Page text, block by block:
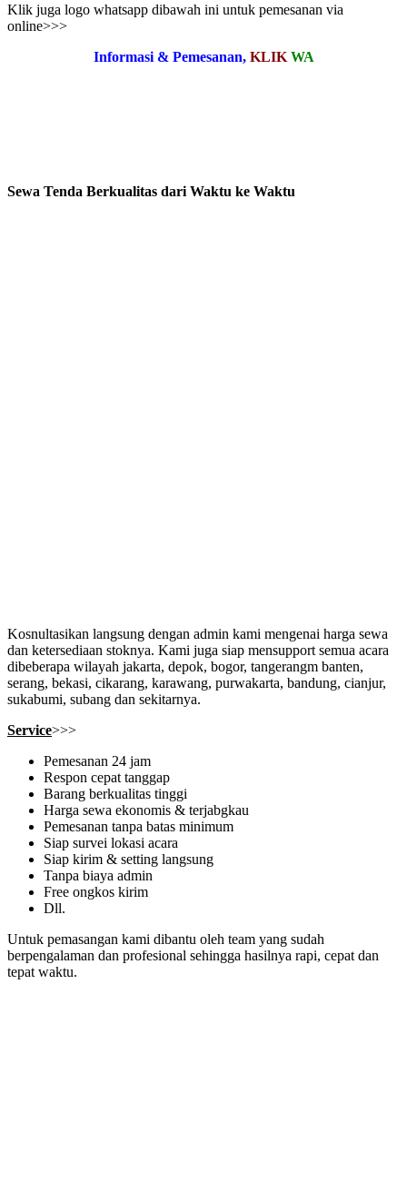
Klik juga logo whatsapp dibawah ini untuk pemesanan via
online>>>
Informasi & Pemesanan, KLIK WA
Sewa Tenda Berkualitas dari Waktu ke Waktu
Kosnultasikan langsung dengan admin kami mengenai harga sewa
dan ketersediaan stoknya. Kami juga siap mensupport semua acara
dibeberapa wilayah jakarta, depok, bogor, tangerangm banten,
serang, bekasi, cikarang, karawang, purwakarta, bandung, cianjur,
sukabumi, subang dan sekitarnya.
Service>>>
Pemesanan 24 jam
Respon cepat tanggap
Barang berkualitas tinggi
Harga sewa ekonomis & terjabgkau
Pemesanan tanpa batas minimum
Siap survei lokasi acara
Siap kirim & setting langsung
Tanpa biaya admin
Free ongkos kirim
Dll.
Untuk pemasangan kami dibantu oleh team yang sudah
berpengalaman dan profesional sehingga hasilnya rapi, cepat dan
tepat waktu.